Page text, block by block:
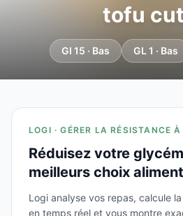
tofu
GI 15 · Bas GL 1 · Bas
LOGI · GÉRER LA RÉSISTANCE
Réduisez votre
meilleurs choix
Logi analyse vos repas, calcule
en temps réel et vous montre